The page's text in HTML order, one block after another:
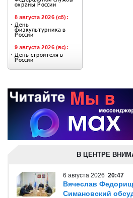
В ЦЕНТРЕ
6 августа 2026 20:47
Вячеслав
Симановский